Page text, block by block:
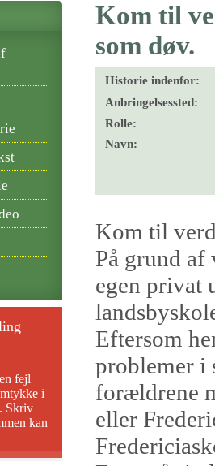
Kom til
som døv.
Historie indenfor:
Anbringelsessted:
Rolle:
Navn:
Kom til
På grund af
egen privat
Eftersom
problemer i
forældrene
eller
fejl
i
Skriv
kan